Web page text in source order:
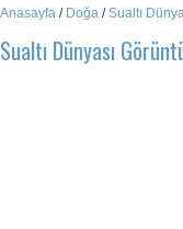
Anasayfa / Doğa /Sualtı
Sualtı Dünyası